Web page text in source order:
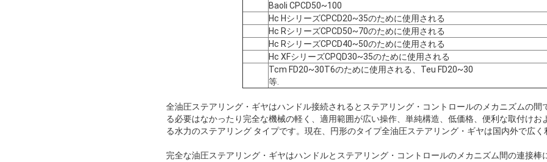
Baoli CPCD50~100
Hc HシリーズCPCD20~35のために使用される
Hc RシリーズCPCD50~70のために使用される
Hc RシリーズCPCD40~50のために使用される
Hc XFシリーズCPQD30~35のために使用される
Tcm FD20~30T6のために使用される、Teu FD20~30
等.
全油圧ステアリング・ギヤはハンドル接続されるとステアリング・コントロールのメカニズムの間
る必要はなかったり完全な機械の軽く、適用範囲が広い操作、単純構造、低価格、便利な取付けお
る水力のステアリング タイプです。現在、円形のタイプ全油圧ステアリング・ギヤは国内外で広
完全な油圧ステアリング・ギヤはハンドルとステアリング・コントロールのメカニズム間の連接棒